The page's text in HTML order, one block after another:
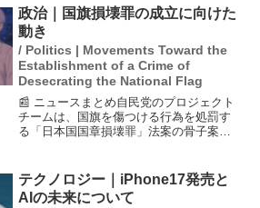
いる。また、映画『秒速5センチメート
ル』の主題歌「1...
政治｜国旗損壊罪の成立に向けた
動き
/ Politics | Movements Toward the
Establishment of a Crime of
Desecrating the National Flag
📰 ニュースまとめ自民党のプロジェクト
チームは、国旗を傷つける行為を処罰す
る「日本国国章損壊罪」法案の骨子案を
は、野党から慎重な意見も多く、特に参
政党の協力が不可欠とされ...
テクノロジー｜iPhone17発売と
AIの未来について